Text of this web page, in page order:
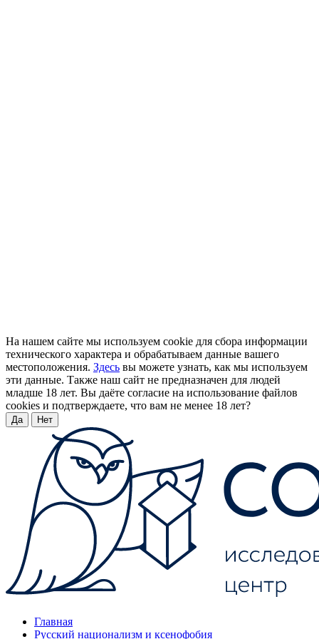
На нашем сайте мы используем cookie для сбора информации
технического характера и обрабатываем данные вашего
местоположения. Здесь вы можете узнать, как мы используем
эти данные. Также наш сайт не предназначен для людей
младше 18 лет. Вы даёте согласие на использование файлов
cookies и подтверждаете, что вам не менее 18 лет?
Да Нет
Главная
Русский национализм и ксенофобия